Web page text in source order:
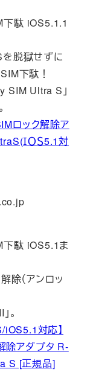
下駄 iOS5.1.1
脱獄せずに
下駄！
SIM Ultra S」
ロック解除ア
ＩＯＳ5.1対
下駄 iOS5.1ま
除（アンロッ
。
iOS5.1対応】
除アダプタ R-
S [正規品]